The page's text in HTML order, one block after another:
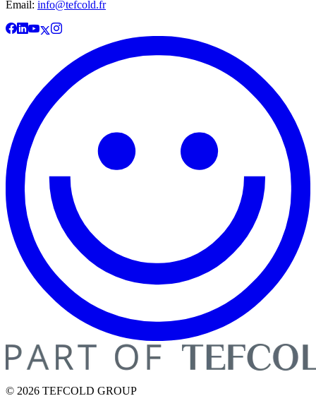
Email: info@tefcold.fr
© 2026 TEFCOLD GROUP